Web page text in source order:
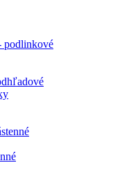
podlinkové